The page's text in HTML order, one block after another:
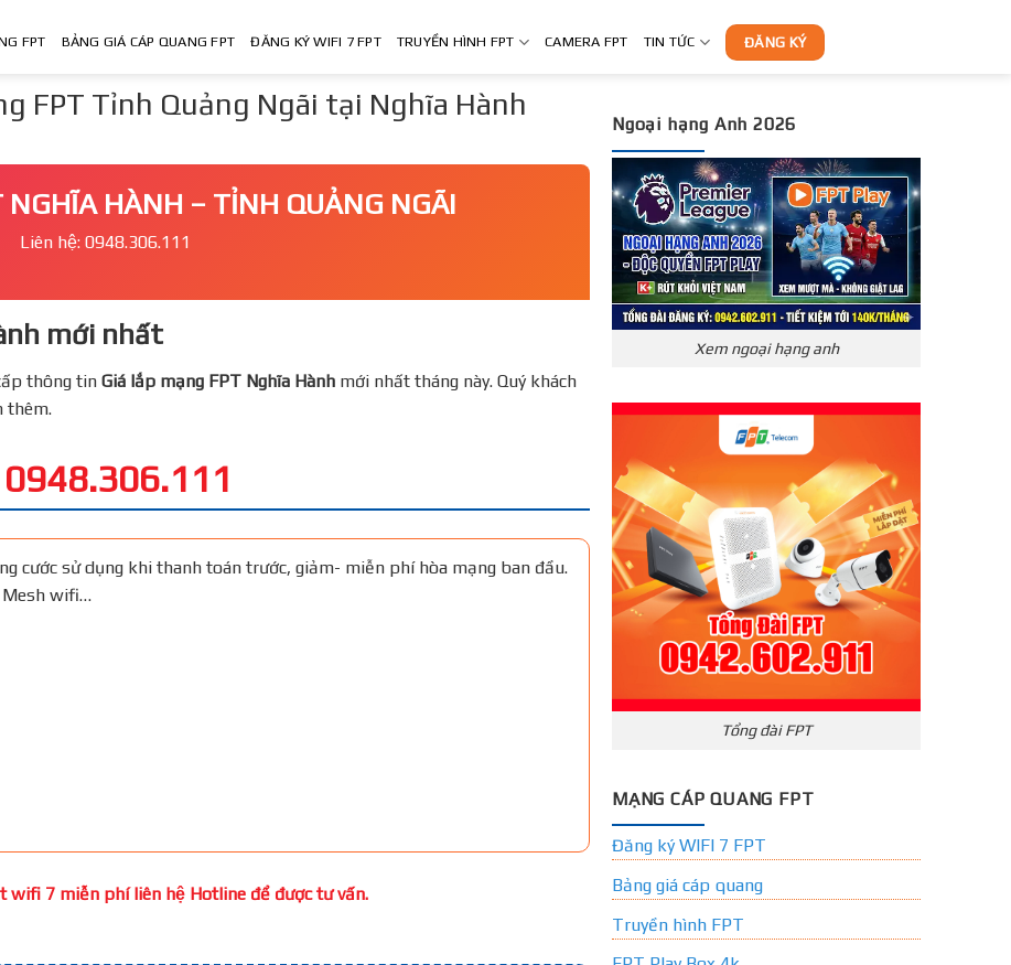
FPT BẢNG GIÁ CÁP QUANG FPT ĐĂNG KÝ WIFI 7 FPT TRUYỀN HÌNH FPT CAMERA FPT TIN TỨC ĐĂNG KÝ
FPT Tỉnh Quảng Ngãi tại Nghĩa Hành
NGHĨA HÀNH – TỈNH QUẢNG NGÃI
Liên hệ: 0948.306.111
mới nhất
thông tin Giá lắp mạng FPT Nghĩa Hành mới nhất tháng này. Quý khách
thêm.
0948.306.111
cước sử dụng khi thanh toán trước, giảm- miễn phí hòa mạng ban đầu.
Mesh wifi…
wifi 7 miễn phí liên hệ Hotline để được tư vấn.
Ngoại hạng Anh 2026
Xem ngoại hạng anh
Tổng đài FPT
MẠNG CÁP QUANG FPT
Đăng ký WIFI 7 FPT
Bảng giá cáp quang
Truyền hình FPT